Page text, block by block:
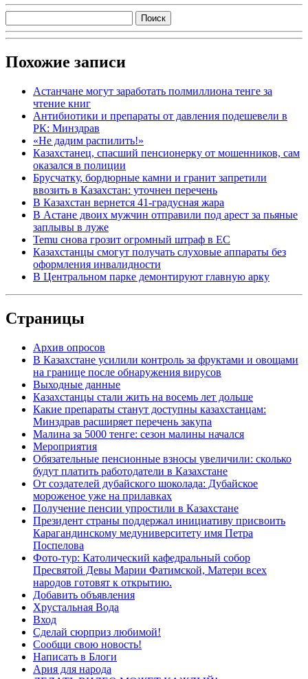
Похожие записи
Астанчане могут заработать полмиллиона тенге за
чтение книг
Антибиотики и препараты от давления подешевели в
РК: Минздрав
«Не дадим распилить!»
Казахстанец, спасший пенсионерку от мошенников, сам
оказался в полиции
Брусчатку, бордюрные камни и гранит запретили
ввозить в Казахстан: уточнен перечень
В Казахстан вернется 41-градусная жара
В Астане двоих мужчин отправили под арест за пьяные
заплывы в луже
Temu снова грозит огромный штраф в ЕС
Казахстанцы смогут получать слуховые аппараты без
оформления инвалидности
В Центральном парке демонтируют главную арку
Страницы
Архив опросов
В Казахстане усилили контроль за фруктами и овощами
на границе после обнаружения вирусов
Выходные данные
Казахстанцы стали жить на восемь лет дольше
Какие препараты станут доступны казахстанцам:
Минздрав расширяет перечень закупа
Малина за 5000 тенге: сезон малины начался
Мероприятия
Обязательные пенсионные взносы увеличили: сколько
будут платить работодатели в Казахстане
От создателей дубайского шоколада: Дубайское
мороженое уже на прилавках
Получение пенсии упростили в Казахстане
Президент страны поддержал инициативу присвоить
Карагандинскому медуниверситету имя Петра
Поспелова
Фото-тур: Католический кафедральный собор
Пресвятой Девы Марии Фатимской, Матери всех
народов готовят к открытию.
Добавить объявления
Хрустальная Вода
Вход
Сделай сюрприз любимой!
Сообщи свою новость!
Написать в Блоги
Ария для народа